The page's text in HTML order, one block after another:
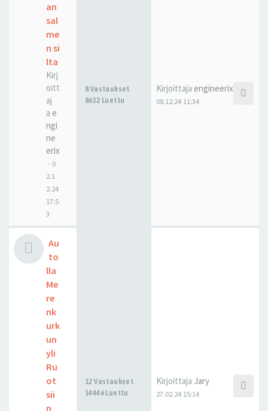
an
sal
me
n si
lta
Kirj
oitt
aj
a e
ngi
ne
erix
- 0
2.1
2.24
17:5
3
8 Vastaukset
8632 Luettu
Kirjoittaja engineerix
08.12.24 11:34
Au
to
lla
Me
re
nk
urk
un
yli
Ru
ot
sii
n
12 Vastaukset
14446 Luettu
Kirjoittaja Jary
27.02.24 15:14